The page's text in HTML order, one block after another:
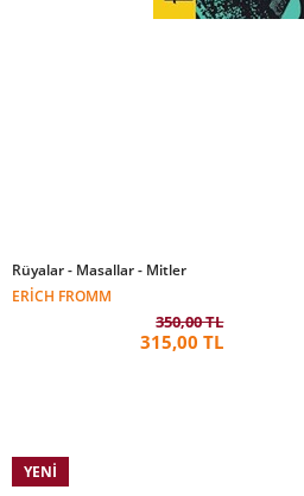
Rüyalar - Masallar - Mitler
ERICH FROMM
350,00 TL
315,00 TL
YENI